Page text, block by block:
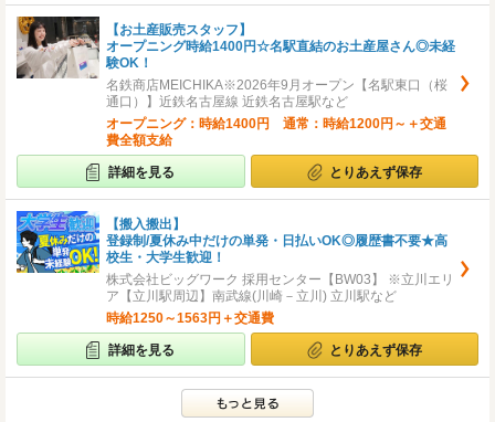
【お土産販売スタッフ】
オープニング時給1400円☆名駅直結のお土産屋さん◎未経
験OK！
名鉄商店MEICHIKA※2026年9月オープン【名駅東口（桜
通口）】近鉄名古屋線 近鉄名古屋駅など
オープニング：時給1400円 通常：時給1200円～＋交通
費全額支給
詳細を見る とりあえず保存
【搬入搬出】
登録制/夏休み中だけの単発・日払いOK◎履歴書不要★高
校生・大学生歓迎！
株式会社ビッグワーク 採用センター【BW03】 ※立川エリ
ア【立川駅周辺】南武線(川崎－立川) 立川駅など
時給1250～1563円＋交通費
詳細を見る とりあえず保存